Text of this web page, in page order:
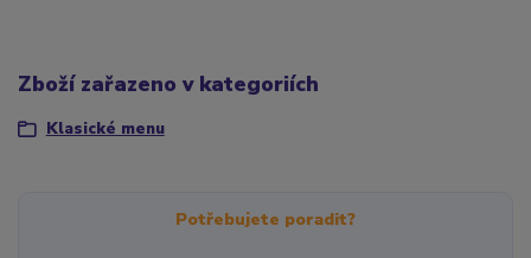
Zboží zařazeno v kategoriích
Klasické menu
Potřebujete poradit?